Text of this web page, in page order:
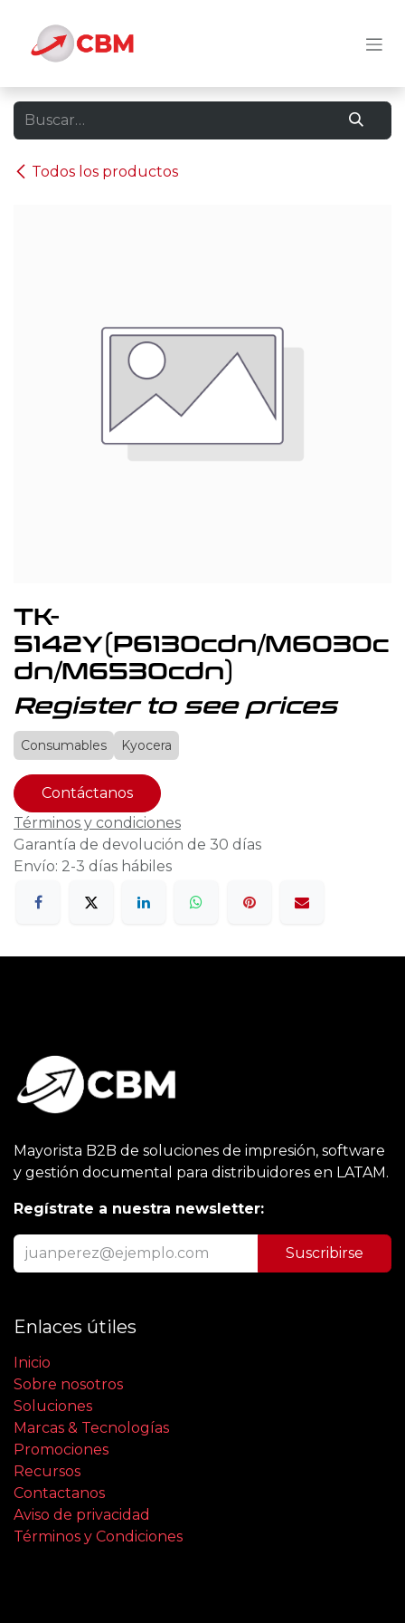
Todos los productos
TK-
5142Y(P6130cdn/M6030c
dn/M6530cdn)
Register to see prices
Consumables Kyocera
Contáctanos
Términos y condiciones
Garantía de devolución de 30 días
Envío: 2-3 días hábiles
Mayorista B2B de soluciones de impresión, software
y gestión documental para distribuidores en LATAM.
Regístrate a nuestra newsletter:
Suscribirse
Enlaces útiles
Inicio
Sobre nosotros
Soluciones
Marcas & Tecnologías
Promociones
Recursos
Contactanos
Aviso de privacidad
Términos y Condiciones